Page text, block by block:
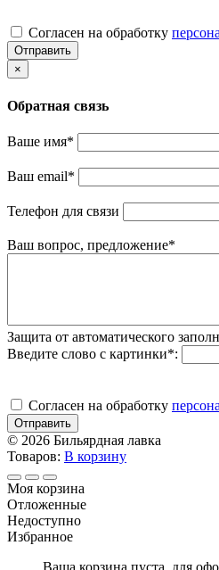
Cогласен на обработку
Отправить
×
Обратная связь
Ваше имя*
Ваш email*
Телефон для связи
Ваш вопрос, предложение*
Защита от автоматического
Введите слово с картинки*:
Cогласен на обработку
Отправить
© 2026 Бильярдная лавка
Товаров: В корзину
Моя корзина
Отложенные
Недоступно
Избранное
Ваша корзина пуста, для